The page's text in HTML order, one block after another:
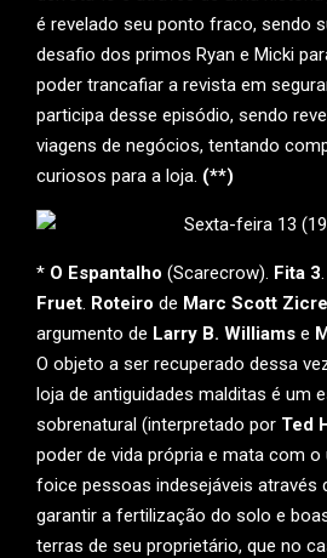
é revelado seu ponto fraco, sendo
desafio dos primos Ryan e Micki
poder trancafiar a revista em
participa desse episódio, sendo
viagens de negócios, tentando
curiosos para a loja. (**)
* O Espantalho (Scarecrow). Fita 3.
Fruet. Roteiro de Marc Scott
argumento de Larry B. Williams e
O objeto a ser recuperado dessa
loja de antiguidades malditas é um
sobrenatural (interpretado por Ted
poder de vida própria e mata com
foice pessoas indesejáveis através
garantir a fertilização do solo e
terras de seu proprietário, que no